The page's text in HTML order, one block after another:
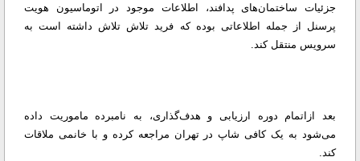
جزئیات ساختمان‌های پدافند، اطلاعات موجود در اتوماسیون هویت
پرسنل از جمله اطلاعاتی بوده که فرید تلاش تلاش داشته است به
سرویس منتقل کند.
بعد ازاتمام دوره ارزیابی و هدف‌گذاری، به نامبرده ماموریت داده
می‌شود به یک کافی شاپ در تهران مراجعه کرده و با خانمی ملاقات
کند.